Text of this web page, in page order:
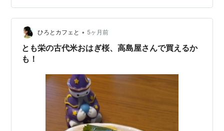
こ食べる予定だったから無意識に重くなさそうな方を選
んだのかなと思いました。ガ…
ひろとカフェと • 5ヶ月前
とも栄の古代米おはぎ桜、高島屋さんで買えるか
も！